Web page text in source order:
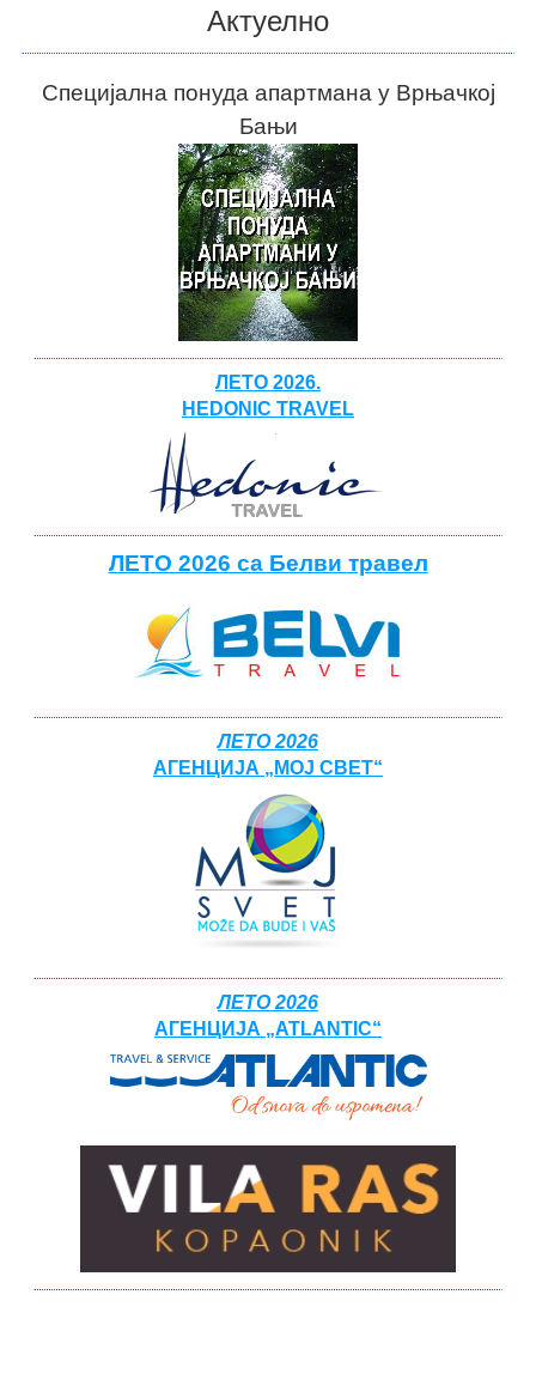
Актуелно
Специјална понуда апартмана у Врњачкој
Бањи
ЛЕТО 2026.
HEDONIC TRAVEL
ЛЕТО 2026 са Белви травел
ЛЕТО 2026
АГЕНЦИЈА „МОЈ СВЕТ“
ЛЕТО 2026
АГЕНЦИЈА „ATLANTIC“